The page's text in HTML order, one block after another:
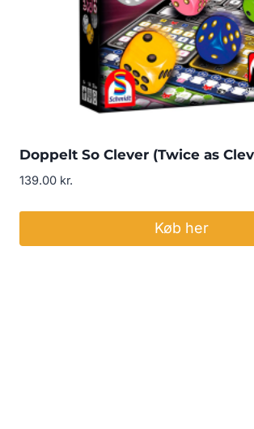
Doppelt So Clever (Twice as
139.00 kr.
Køb her